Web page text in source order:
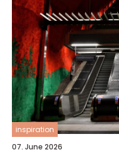
inspiration
07. June 2026